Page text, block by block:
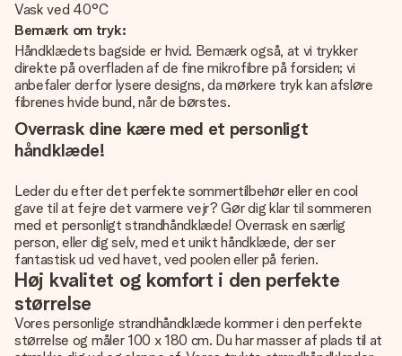
Vask ved 40°C
Bemærk om tryk:
Håndklædets bagside er hvid. Bemærk også, at vi trykker
direkte på overfladen af de fine mikrofibre på forsiden; vi
anbefaler derfor lysere designs, da mørkere tryk kan afsløre
fibrenes hvide bund, når de børstes.
Overrask dine kære med et personligt
håndklæde!
Leder du efter det perfekte sommertilbehør eller en cool
gave til at fejre det varmere vejr? Gør dig klar til sommeren
med et personligt strandhåndklæde! Overrask en særlig
person, eller dig selv, med et unikt håndklæde, der ser
fantastisk ud ved havet, ved poolen eller på ferien.
Høj kvalitet og komfort i den perfekte
størrelse
Vores personlige strandhåndklæde kommer i den perfekte
størrelse og måler 100 x 180 cm. Du har masser af plads til at